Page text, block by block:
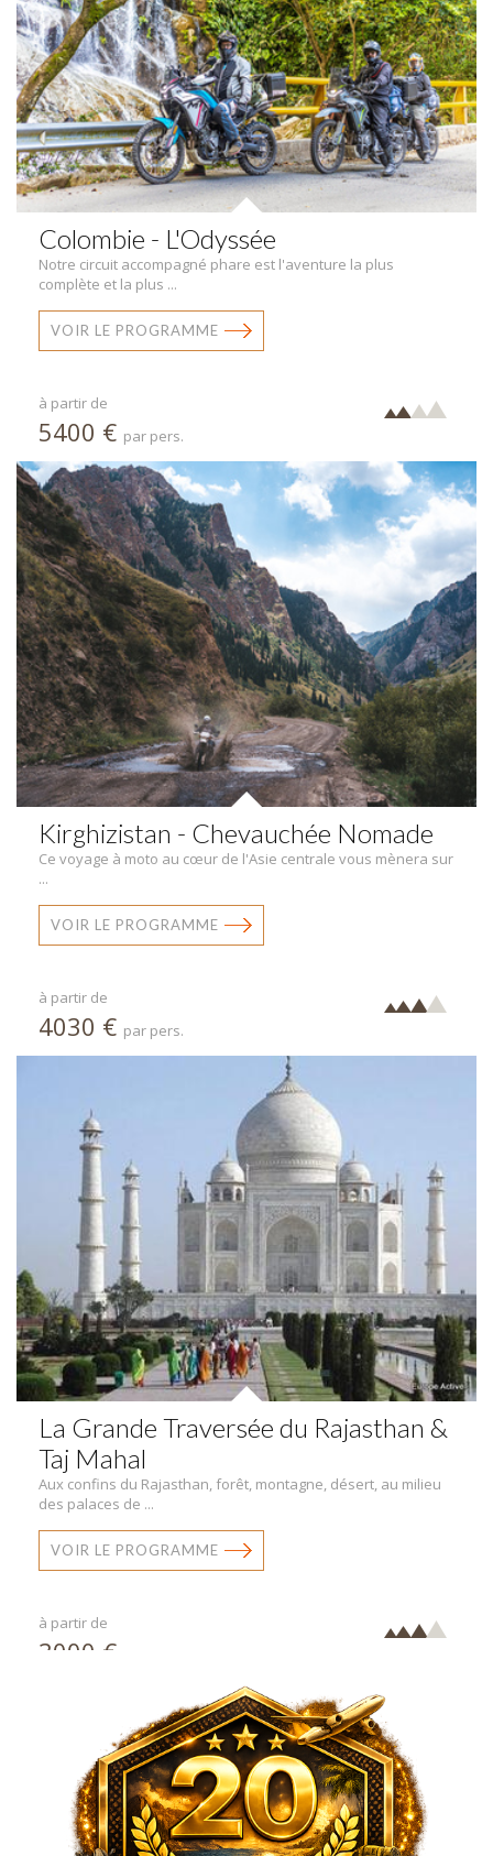
Colombie - L'Odyssée
Notre circuit accompagné phare est l'aventure la plus
complète et la plus ...
VOIR LE PROGRAMME
à partir de
5400 € par pers.
Kirghizistan - Chevauchée Nomade
Ce voyage à moto au cœur de l'Asie centrale vous mènera sur
...
VOIR LE PROGRAMME
à partir de
4030 € par pers.
La Grande Traversée du Rajasthan &
Taj Mahal
Aux confins du Rajasthan, forêt, montagne, désert, au milieu
des palaces de ...
VOIR LE PROGRAMME
à partir de
3000 €